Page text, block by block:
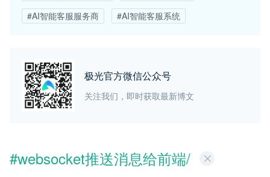
#websocket推送消息给前端/
#AI智能客服服务商
#AI智能客服系统
极光官方微信公众号
关注我们，即时获取最新博文